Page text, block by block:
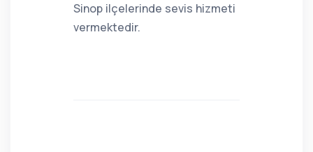
Sinop ilçelerinde sevis hizmeti
vermektedir.